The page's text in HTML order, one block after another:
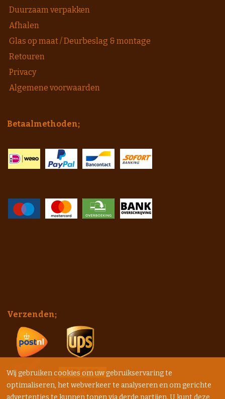
Duurzaam verpakken
Afhalen
Glas op maat / Deurbeslag & montage
Retouren
Privacy
Algemene voorwaarden
Betaalmethoden;
Verzenden;
Wij gebruiken cookies om uw gebruikservaring te
optimaliseren, het webverkeer te analyseren en om gerichte
advertenties te kunnen tonen via derde partijen. U kunt deze